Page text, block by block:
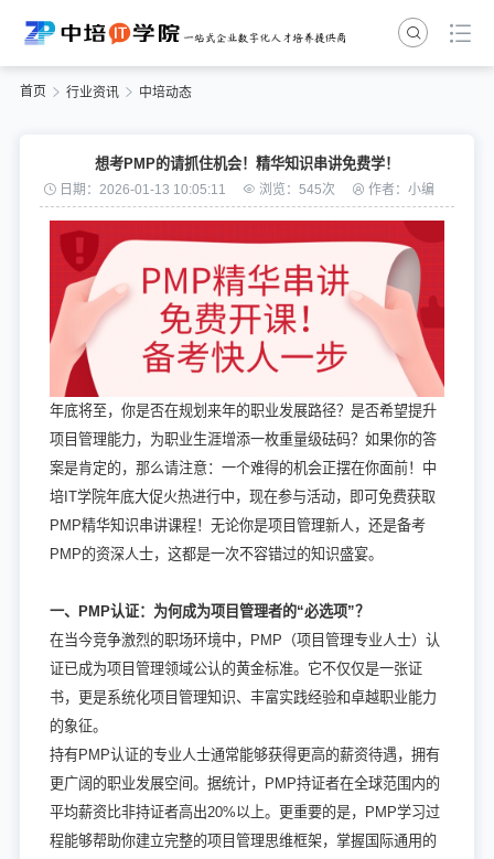
首页 行业资讯 中培动态
想考PMP的请抓住机会！精华知识串讲免费学！
日期：2026-01-13 10:05:11 浏览：545次 作者：小编
年底将至，你是否在规划来年的职业发展路径？是否希望提升
项目管理能力，为职业生涯增添一枚重量级砝码？如果你的答
案是肯定的，那么请注意：一个难得的机会正摆在你面前！中
培IT学院年底大促火热进行中，现在参与活动，即可免费获取
PMP精华知识串讲课程！无论你是项目管理新人，还是备考
PMP的资深人士，这都是一次不容错过的知识盛宴。
一、PMP认证：为何成为项目管理者的“必选项”？
在当今竞争激烈的职场环境中，PMP（项目管理专业人士）认
证已成为项目管理领域公认的黄金标准。它不仅仅是一张证
书，更是系统化项目管理知识、丰富实践经验和卓越职业能力
的象征。
持有PMP认证的专业人士通常能够获得更高的薪资待遇，拥有
更广阔的职业发展空间。据统计，PMP持证者在全球范围内的
平均薪资比非持证者高出20%以上。更重要的是，PMP学习过
程能够帮助你建立完整的项目管理思维框架，掌握国际通用的